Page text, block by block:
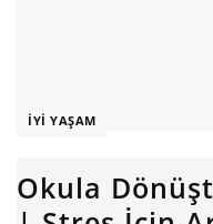
İYİ YAŞAM
Okula